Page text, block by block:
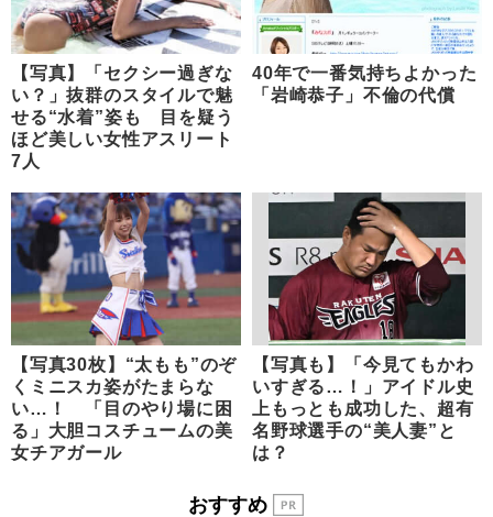
【写真】「セクシー過ぎな
い？」抜群のスタイルで魅
せる“水着”姿も 目を疑う
ほど美しい女性アスリート
7人
40年で一番気持ちよかった
「岩崎恭子」不倫の代償
【写真30枚】“太もも”のぞ
くミニスカ姿がたまらな
い…！ 「目のやり場に困
る」大胆コスチュームの美
女チアガール
【写真も】「今見てもかわ
いすぎる…！」アイドル史
上もっとも成功した、超有
名野球選手の“美人妻”と
は？
おすすめ